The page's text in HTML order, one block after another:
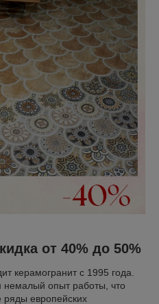
от 40% до 50%
керамогранит с 1995 года.
немалый опыт работы, что
ряды европейских